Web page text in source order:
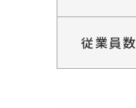
従業員数